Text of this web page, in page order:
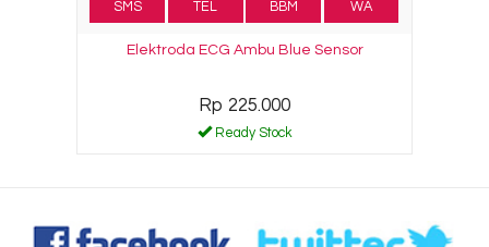
SMS TEL BBM WA
Elektroda ECG Ambu Blue Sensor
Rp 225.000
Ready Stock